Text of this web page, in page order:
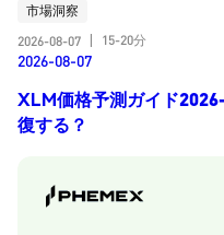
市場洞察
2026-08-07
15-20分
2026-08-07
XLM価格予測ガイド
復する？